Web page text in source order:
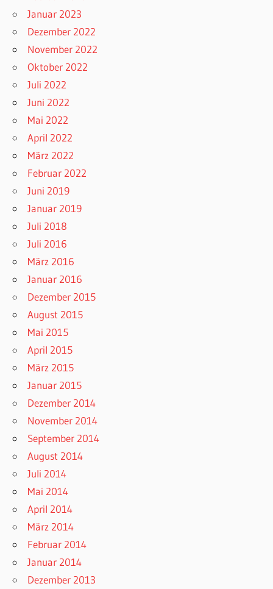
Januar 2023
Dezember 2022
November 2022
Oktober 2022
Juli 2022
Juni 2022
Mai 2022
April 2022
März 2022
Februar 2022
Juni 2019
Januar 2019
Juli 2018
Juli 2016
März 2016
Januar 2016
Dezember 2015
August 2015
Mai 2015
April 2015
März 2015
Januar 2015
Dezember 2014
November 2014
September 2014
August 2014
Juli 2014
Mai 2014
April 2014
März 2014
Februar 2014
Januar 2014
Dezember 2013